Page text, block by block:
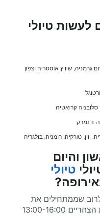
לעשות טיולי
גרמניה, שוויץ אוסטריה וצפון
קרואטיה
ודנמרק
יוון, טורקיה, רומניה, בולגריה
והיום
טיולי
לרוב שממתחילים את
טיולי הקרוואנים באירופה בשעות הצהריים 13:00-16:00